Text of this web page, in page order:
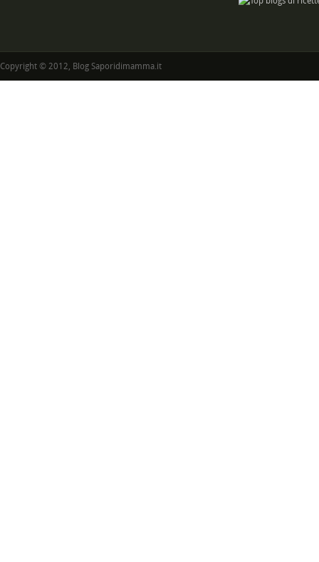
Copyright © 2012, Blog Saporidimamma.it